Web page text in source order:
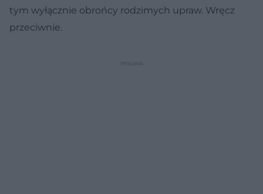
tym wyłącznie obrońcy rodzimych upraw. Wręcz
przeciwnie.